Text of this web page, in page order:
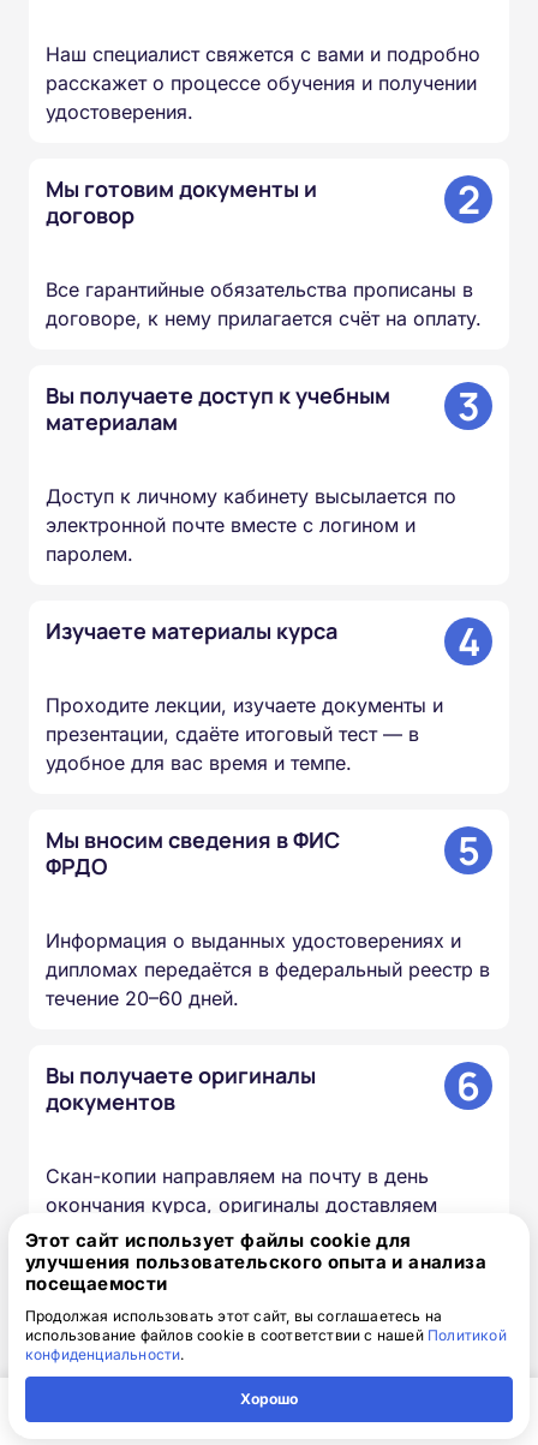
Наш специалист свяжется с вами и подробно
расскажет о процессе обучения и получении
удостоверения.
Мы готовим документы и
договор
2
Все гарантийные обязательства прописаны в
договоре, к нему прилагается счёт на оплату.
Вы получаете доступ к учебным
материалам
3
Доступ к личному кабинету высылается по
электронной почте вместе с логином и
паролем.
Изучаете материалы курса 4
Проходите лекции, изучаете документы и
презентации, сдаёте итоговый тест — в
удобное для вас время и темпе.
Мы вносим сведения в ФИС
ФРДО
5
Информация о выданных удостоверениях и
дипломах передаётся в федеральный реестр в
течение 20–60 дней.
Вы получаете оригиналы
документов
6
Скан-копии направляем на почту в день
окончания курса, оригиналы доставляем
Почтой России бесплатно.
Доступная интерактивная
платформа дистанционного
обучения
Этот сайт использует файлы cookie для
улучшения пользовательского опыта и анализа
посещаемости
Продолжая использовать этот сайт, вы соглашаетесь на
использование файлов cookie в соответствии с нашей Политикой
конфиденциальности.
Хорошо